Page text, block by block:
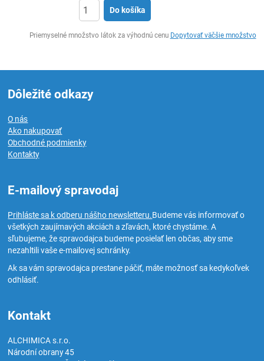
Do košíka
Priemyselné množstvo látok za výhodnú cenu Dopytovať väčšie množstvo
Dôležité odkazy
O nás
Ako nakupovať
Obchodné podmienky
Kontakty
E-mailový spravodaj
Prihláste sa k odberu nášho newsletteru.Budeme vás informovať o
všetkých zaujímavých akciách a zľavách, ktoré chystáme. A
sľubujeme, že spravodajca budeme posielať len občas, aby sme
nezahltili vaše e-mailovej schránky.
Ak sa vám spravodajca prestane páčiť, máte možnosť sa kedykoľvek
odhlásiť.
Kontakt
ALCHIMICA s.r.o.
Národní obrany 45